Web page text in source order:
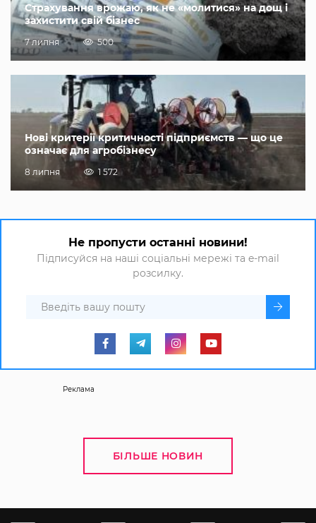
Страхування врожаю, як не «молитися» на дощ і
захистити свій бізнес
7 липня 500
Нові критерії критичності підприємств — що це
означає для агробізнесу
8 липня 1 572
Не пропусти останні новини!
Підписуйся на наші соціальні мережі та e-mail
розсилку.
Реклама
БІЛЬШЕ НОВИН